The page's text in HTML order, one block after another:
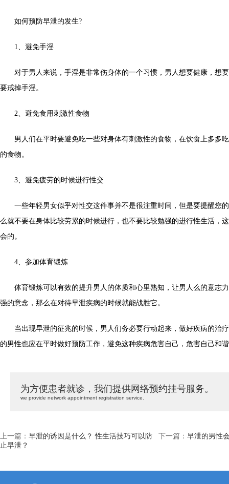
如何预防早泄的发生?
1、避免手淫
对于男人来说，手淫是非常伤身体的一个习惯，男人想要健康，想
要戒掉手淫。
2、避免食用刺激性食物
男人们在平时要避免吃一些对身体有刺激性的食物，在饮食上多多
的食物。
3、避免疲劳的时候进行性交
一些年轻男女似乎对性交这件事并不是很注重时间，但是要提醒您
么就不要在身体比较劳累的时候进行，也不要比较勉强的进行性生活，
会的。
4、参加体育锻炼
体育锻炼可以有效的提升男人的体质和心里熟知，让男人么的意志
强的意念，那么在对待早泄疾病的时候就能战胜它。
当出现早泄的征兆的时候，男人们务必要行动起来，做好疾病的治
的男性也应在平时做好预防工作，避免这种疾病危害自己，危害自己和
为方便患者就诊，我们提供网络预约挂号服务。
we provide network appointment registration service.
上一篇： 早泄的诱因是什么？ 性生活技巧可以防
止早泄？
下一篇： 早泄的男性